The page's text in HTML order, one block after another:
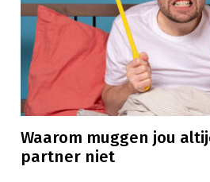
Waarom muggen jou
partner niet